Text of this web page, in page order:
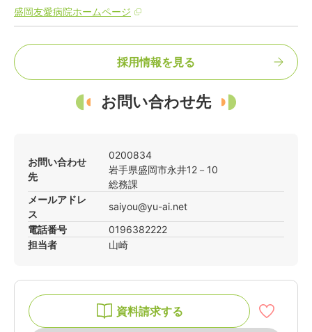
盛岡友愛病院ホームページ
採用情報を見る
お問い合わせ先
お問い合わせ
先
0200834
岩手県盛岡市永井12－10
総務課
メールアドレ
ス
saiyou@yu-ai.net
電話番号
0196382222
担当者
山崎
資料請求する